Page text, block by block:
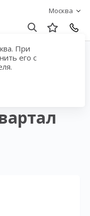
Москва
При
его с
обзор